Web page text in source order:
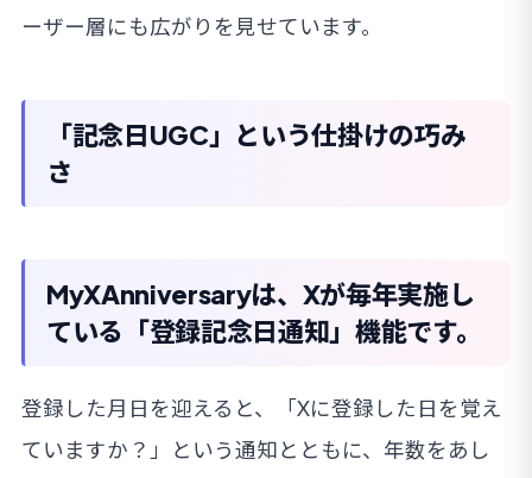
ーザー層にも広がりを見せています。
「記念日UGC」という仕掛けの巧み
さ
MyXAnniversaryは、Xが毎年実施し
ている「登録記念日通知」機能です。
登録した月日を迎えると、「Xに登録した日を覚え
ていますか？」という通知とともに、年数をあし